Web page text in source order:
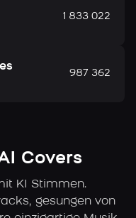
1 833 022
987 362
Covers
KI Stimmen.
gesungen von